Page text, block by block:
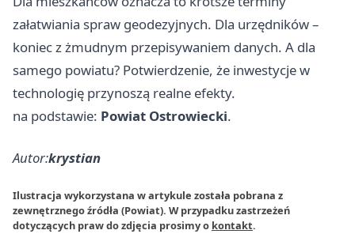
załatwiania spraw geodezyjnych. Dla urzędników –
koniec z żmudnym przepisywaniem danych. A dla
samego powiatu? Potwierdzenie, że inwestycje w
technologię przynoszą realne efekty.
na podstawie: Powiat Ostrowiecki.
Autor:krystian
Ilustracja wykorzystana w artykule została pobrana z
zewnętrznego źródła (Powiat). W przypadku zastrzeżeń
dotyczących praw do zdjęcia prosimy o kontakt.